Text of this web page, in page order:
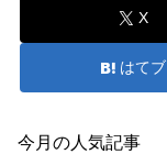
X
はてブ
今月の人気記事